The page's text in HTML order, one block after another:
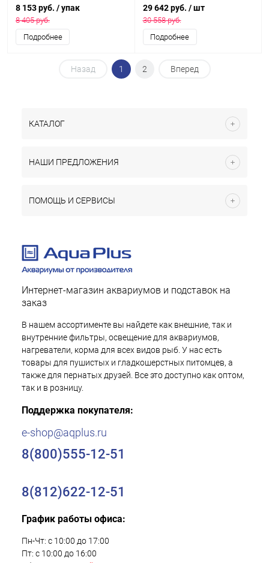
ДСП, белое дерево, в коробке,
подходит для модели
аквариума LUX Ф105
8 153 руб. / упак
8 405 руб.
Подробнее
стекло 6мм, 141 л.,
прямоугольный, с лампами Т8
2х25 Вт, аквар. коврик
29 642 руб. / шт
30 558 руб.
Подробнее
Назад 1 2 Вперед
КАТАЛОГ
НАШИ ПРЕДЛОЖЕНИЯ
ПОМОЩЬ И СЕРВИСЫ
Интернет-магазин аквариумов и подставок на
заказ
В нашем ассортименте вы найдете как внешние, так и
внутренние фильтры, освещение для аквариумов,
нагреватели, корма для всех видов рыб. У нас есть
товары для пушистых и гладкошерстных питомцев, а
также для пернатых друзей. Все это доступно как оптом,
так и в розницу.
Поддержка покупателя:
e-shop@aqplus.ru
8(800)555-12-51
8(812)622-12-51
График работы офиса:
Пн-Чт: с 10:00 до 17:00
Пт: с 10:00 до 16:00